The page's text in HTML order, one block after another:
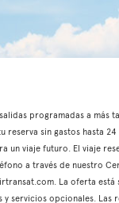
programadas a más
sin gastos hasta 24
un viaje futuro. El viaje
a través de nuestro
La oferta está
servicios opcionales. Las